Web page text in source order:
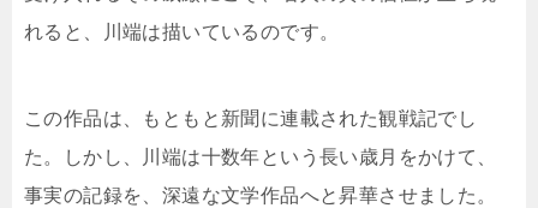
れると、川端は描いているのです。
この作品は、もともと新聞に連載された観戦記でし
た。しかし、川端は十数年という長い歳月をかけて、
事実の記録を、深遠な文学作品へと昇華させました。